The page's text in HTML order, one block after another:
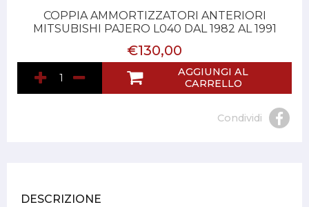
COPPIA AMMORTIZZATORI ANTERIORI
MITSUBISHI PAJERO L040 DAL 1982 AL 1991
€130,00
AGGIUNGI AL
CARRELLO
Condividi
DESCRIZIONE